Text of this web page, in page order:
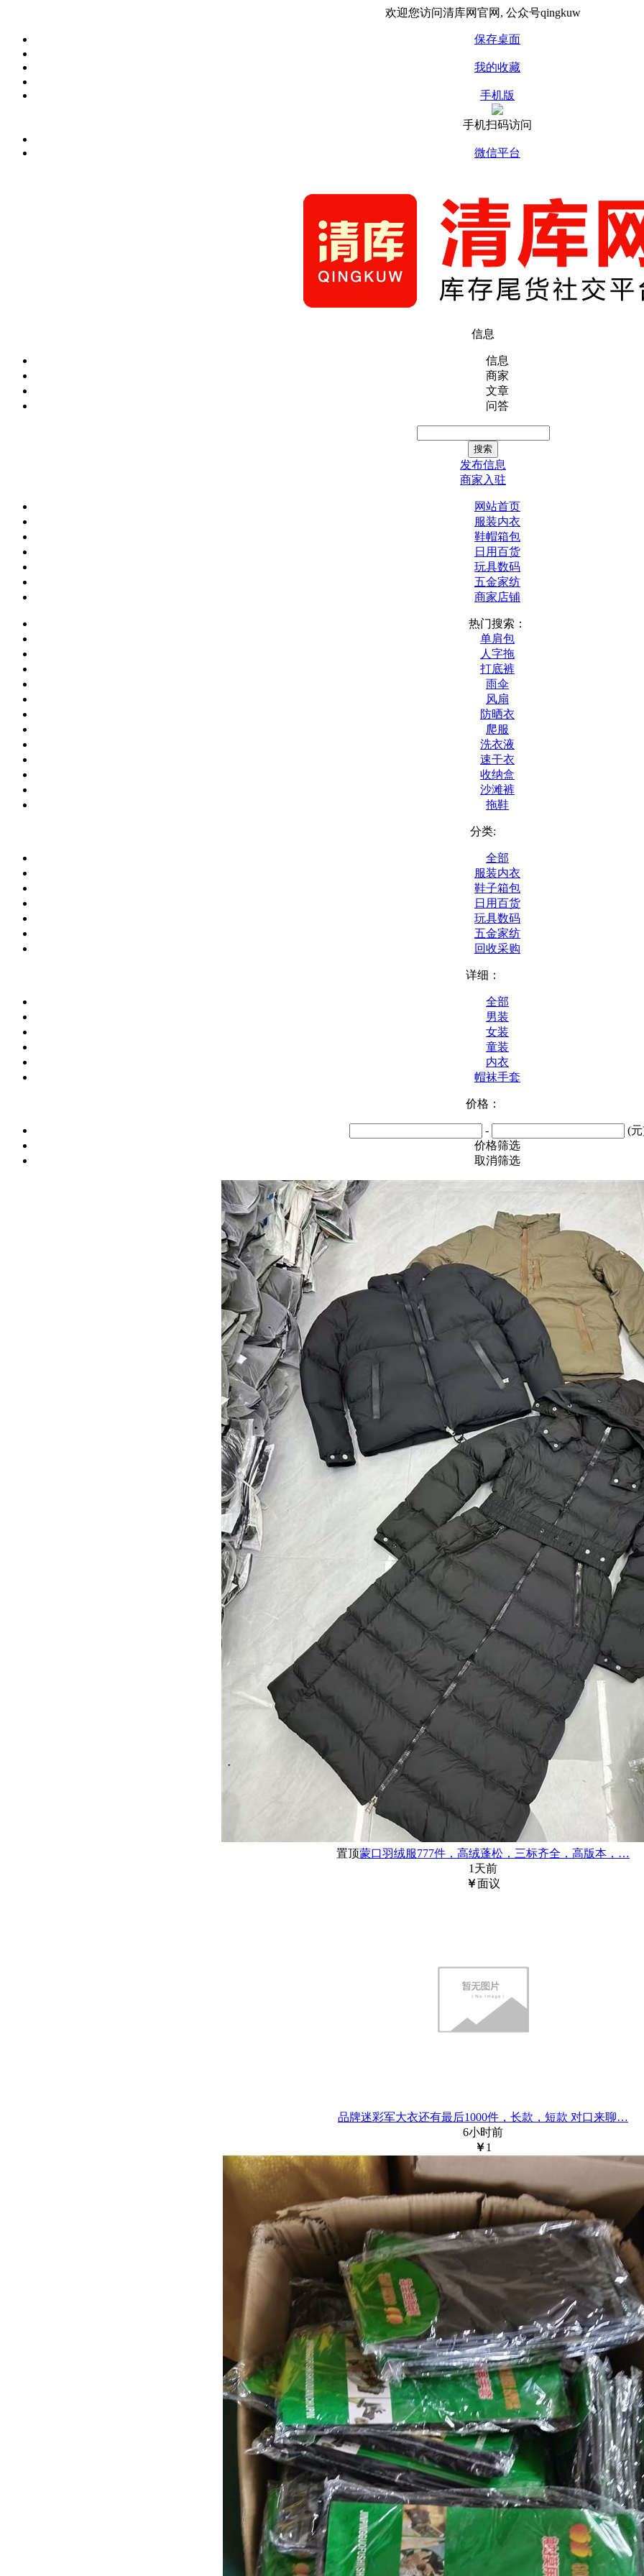
欢迎您访问清库网官网, 公众号qingkuw
保存桌面
我的收藏
手机版
手机扫码访问
微信平台
信息
信息
商家
文章
问答
发布信息
商家入驻
网站首页
服装内衣
鞋帽箱包
日用百货
玩具数码
五金家纺
商家店铺
热门搜索：
单肩包
人字拖
打底裤
雨伞
风扇
防晒衣
爬服
洗衣液
速干衣
收纳盒
沙滩裤
拖鞋
分类:
全部
服装内衣
鞋子箱包
日用百货
玩具数码
五金家纺
回收采购
详细：
全部
男装
女装
童装
内衣
帽袜手套
价格：
-
(元
价格筛选
取消筛选
置顶蒙口羽绒服777件，高绒蓬松，三标齐全，高版本，…
1天前
￥面议
品牌迷彩军大衣还有最后1000件，长款，短款 对口来聊…
6小时前
￥1